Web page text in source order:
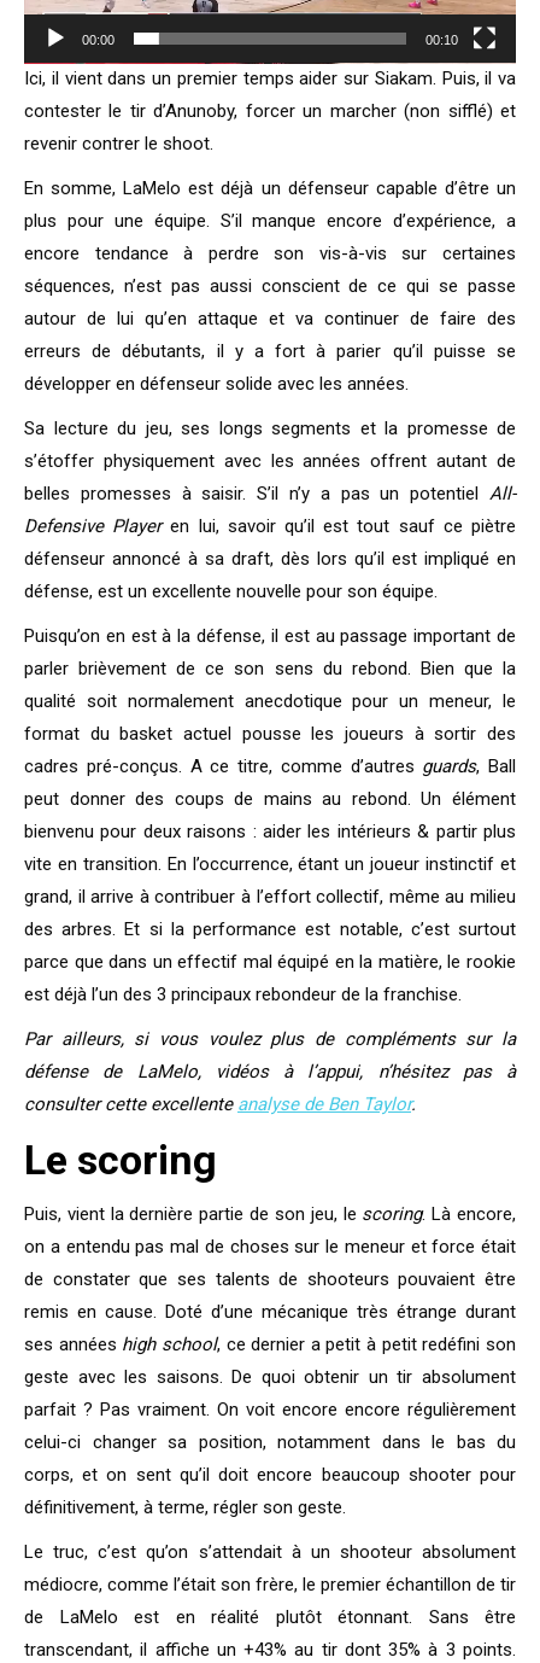
00:00 00:10
Ici, il vient dans un premier temps aider sur Siakam. Puis, il va
contester le tir d’Anunoby, forcer un marcher (non sifflé) et
revenir contrer le shoot.
En somme, LaMelo est déjà un défenseur capable d’être un
plus pour une équipe. S’il manque encore d’expérience, a
encore tendance à perdre son vis-à-vis sur certaines
séquences, n’est pas aussi conscient de ce qui se passe
autour de lui qu’en attaque et va continuer de faire des
erreurs de débutants, il y a fort à parier qu’il puisse se
développer en défenseur solide avec les années.
Sa lecture du jeu, ses longs segments et la promesse de
s’étoffer physiquement avec les années offrent autant de
belles promesses à saisir. S’il n’y a pas un potentiel All-
Defensive Playeren lui, savoir qu’il est tout sauf ce piètre
défenseur annoncé à sa draft, dès lors qu’il est impliqué en
défense, est un excellente nouvelle pour son équipe.
Puisqu’on en est à la défense, il est au passage important de
parler brièvement de ce son sens du rebond. Bien que la
qualité soit normalement anecdotique pour un meneur, le
format du basket actuel pousse les joueurs à sortir des
cadres pré-conçus. A ce titre, comme d’autres guards, Ball
peut donner des coups de mains au rebond. Un élément
bienvenu pour deux raisons : aider les intérieurs & partir plus
vite en transition. En l’occurrence, étant un joueur instinctif et
grand, il arrive à contribuer à l’effort collectif, même au milieu
des arbres. Et si la performance est notable, c’est surtout
parce que dans un effectif mal équipé en la matière, le rookie
est déjà l’un des 3 principaux rebondeur de la franchise.
Par ailleurs, si vous voulez plus de compléments sur la
défense de LaMelo, vidéos à l’appui, n’hésitez pas à
consulter cette excellente analyse de Ben Taylor.
Le scoring
Puis, vient la dernière partie de son jeu, le scoring. Là encore,
on a entendu pas mal de choses sur le meneur et force était
de constater que ses talents de shooteurs pouvaient être
remis en cause. Doté d’une mécanique très étrange durant
ses années high school, ce dernier a petit à petit redéfini son
geste avec les saisons. De quoi obtenir un tir absolument
parfait ? Pas vraiment. On voit encore encore régulièrement
celui-ci changer sa position, notamment dans le bas du
corps, et on sent qu’il doit encore beaucoup shooter pour
définitivement, à terme, régler son geste.
Le truc, c’est qu’on s’attendait à un shooteur absolument
médiocre, comme l’était son frère, le premier échantillon de tir
de LaMelo est en réalité plutôt étonnant. Sans être
transcendant, il affiche un +43% au tir dont 35% à 3 points.